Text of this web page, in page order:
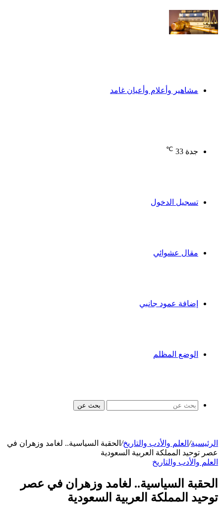
مشاهير وأعلام وأعيان غامد
جدة 33
℃
تسجيل الدخول
مقال عشوائي
إضافة عمود جانبي
الوضع المظلم
بحث عن
الرئيسية/ العلم والأدب والتاريخ/ الحقبة السياسية.. لغامد وزهران في
عصر توحيد المملكة العربية السعودية
العلم والأدب والتاريخ
الحقبة السياسية.. لغامد وزهران في عصر
توحيد المملكة العربية السعودية